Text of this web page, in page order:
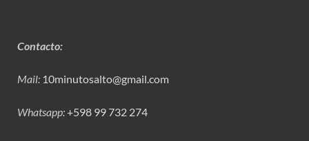
Contacto:
Mail: 10minutosalto@gmail.com
Whatsapp:+598 99 732 274